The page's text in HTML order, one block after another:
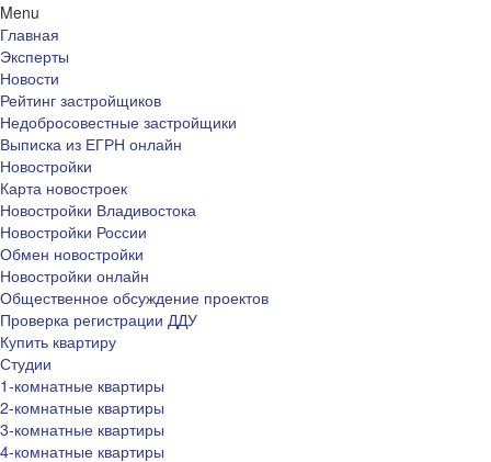
Menu
Главная
Эксперты
Новости
Рейтинг застройщиков
Недобросовестные застройщики
Выписка из ЕГРН онлайн
Новостройки
Карта новостроек
Новостройки Владивостока
Новостройки России
Обмен новостройки
Новостройки онлайн
Общественное обсуждение проектов
Проверка регистрации ДДУ
Купить квартиру
Студии
1-комнатные квартиры
2-комнатные квартиры
3-комнатные квартиры
4-комнатные квартиры